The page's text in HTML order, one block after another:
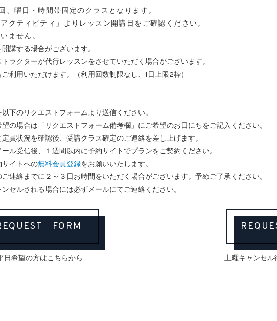
曜日・時間帯固定のクラスとなります。
クティビティ」よりレッスン開講日をご確認ください。
ません。
講する場合がございます。
ラクターが代行レッスンをさせていただく場合がございます。
利用いただけます。（利用回数制限なし、1日上限2枠）
下のリクエストフォームより送信ください。
の場合は「リクエストフォーム備考欄」にご希望のお日にちをご記入ください。
員状況を確認後、受講クラス確定のご連絡を差し上げます。
ル受信後、１週間以内に予約サイトでプランをご契約ください。
イトへの無料会員登録をお願いいたします。
連絡までに２～３日お時間をいただく場合がございます。予めご了承ください。
セルされる場合には必ずメールにてご連絡ください。
FORM
日希望の方はこちらから 土曜キャンセル